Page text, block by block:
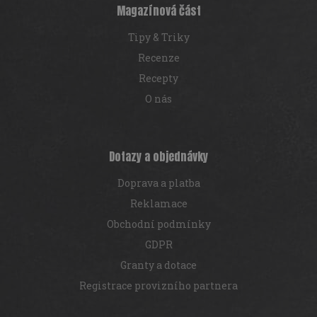
Magazínová část
Tipy & Triky
Recenze
Recepty
O nás
Dotazy a objednávky
Doprava a platba
Reklamace
Obchodní podmínky
GDPR
Granty a dotace
Registrace provizního partnera